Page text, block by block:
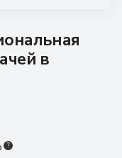
обучения
в
?